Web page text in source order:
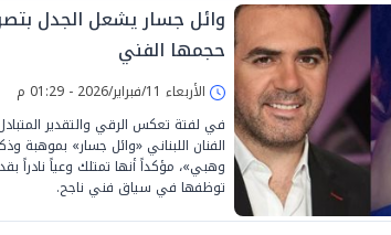
وائل جسار يشعل الجدل
حجمها الفني
الأربعاء 11/فبراير/2026 - 01:29 م
في لفتة تعكس الرقي والتقدير
الفنان اللبناني «وائل جسار» بموهبة
وهبي»، مؤكداً أنها تمتلك وعياً نادراً
توظفها في سياق فني ناجح.